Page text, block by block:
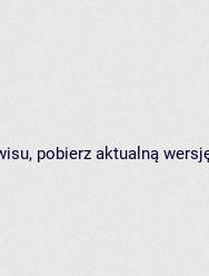
pobierz aktualną